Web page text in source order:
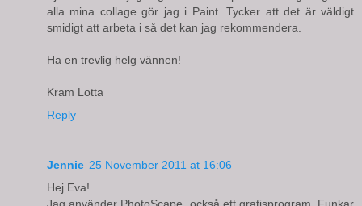
alla mina collage gör jag i Paint. Tycker att det är väldigt
smidigt att arbeta i så det kan jag rekommendera.
Ha en trevlig helg vännen!
Kram Lotta
Reply
Jennie 25 November 2011 at 16:06
Hej Eva!